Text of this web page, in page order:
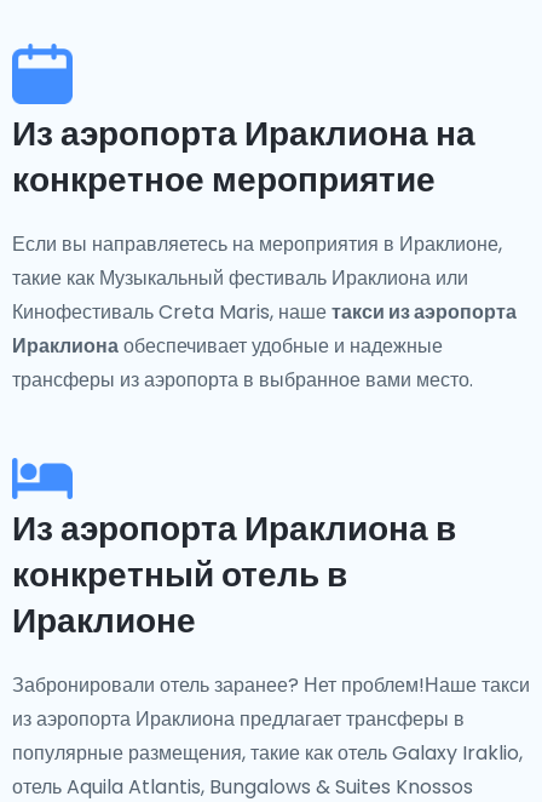
Из аэропорта Ираклиона на
конкретное мероприятие
Если вы направляетесь на мероприятия в Ираклионе,
такие как Музыкальный фестиваль Ираклиона или
Кинофестиваль Creta Maris, нашетакси из аэропорта
Ираклионаобеспечивает удобные и надежные
трансферы из аэропорта в выбранное вами место.
Из аэропорта Ираклиона в
конкретный отель в
Ираклионе
Забронировали отель заранее? Нет проблем!Наше такси
из аэропорта Ираклиона предлагает трансферы в
популярные размещения, такие как отель Galaxy Iraklio,
отель Aquila Atlantis, Bungalows & Suites Knossos